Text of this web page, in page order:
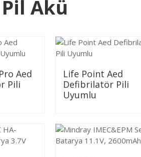
Akü
Aed
Pili
Life Point Aed
Defibrilatör Pili
Uyumlu